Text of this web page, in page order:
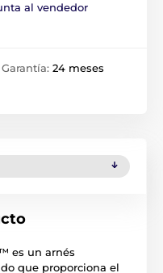
al vendedor
Garantía: 24 meses
es un arnés
que proporciona el